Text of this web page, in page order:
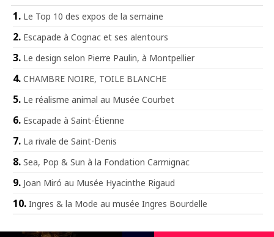
Le Top 10 des expos de la semaine
Escapade à Cognac et ses alentours
Le design selon Pierre Paulin, à Montpellier
CHAMBRE NOIRE, TOILE BLANCHE
Le réalisme animal au Musée Courbet
Escapade à Saint-Étienne
La rivale de Saint-Denis
Sea, Pop & Sun à la Fondation Carmignac
Joan Miró au Musée Hyacinthe Rigaud
Ingres & la Mode au musée Ingres Bourdelle